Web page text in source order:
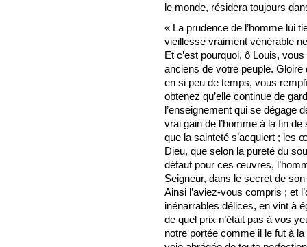
le monde, résidera toujours
« La prudence de l’homme lui
vieillesse vraiment vénérable
Et c’est pourquoi, ô Louis,
anciens de votre peuple.
en si peu de temps, vous
obtenez qu’elle continue de
l’enseignement qui se dégage
vrai gain de l’homme à la fin
que la sainteté s’acquiert ; les
Dieu, que selon la pureté du
défaut pour ces œuvres,
Seigneur, dans le secret de son
Ainsi l’aviez-vous compris ; et
inénarrables délices, en vint à
de quel prix n’était pas à vos
notre portée comme il le fut à